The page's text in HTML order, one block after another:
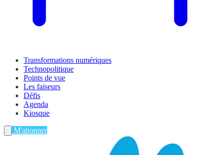
Transformations numériques
Technopolitique
Points de vue
Les faiseurs
Défis
Agenda
Kiosque
M'abonner